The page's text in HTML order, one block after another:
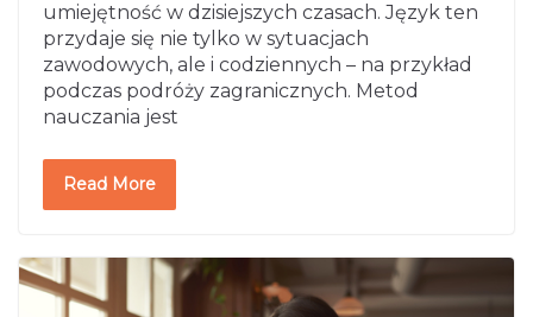
umiejętność w dzisiejszych czasach. Język ten
przydaje się nie tylko w sytuacjach
zawodowych, ale i codziennych – na przykład
podczas podróży zagranicznych. Metod
nauczania jest
Read More